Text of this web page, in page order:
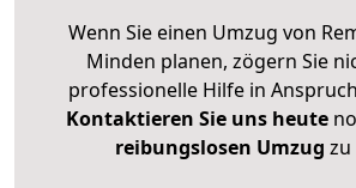
Wenn Sie einen Umzug von
Minden planen, zögern Sie
professionelle Hilfe in
Kontaktieren Sie uns heute
reibungslosen Umzug zu